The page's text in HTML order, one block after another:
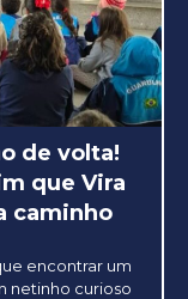
de volta!
que Vira
caminho
encontrar um
netinho curioso